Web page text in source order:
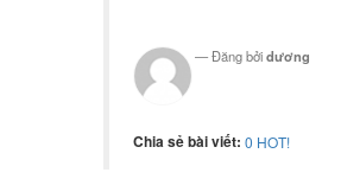
Đăng bởidương
Chia sẻ bài viết: 0 HOT!